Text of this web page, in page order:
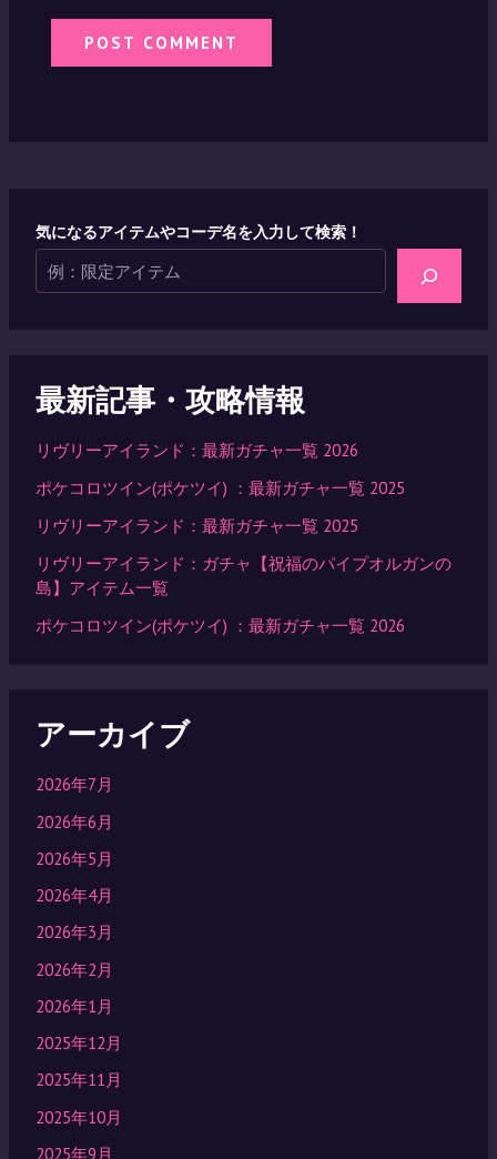
気になるアイテムやコーデ名を入力して検索！
最新記事・攻略情報
リヴリーアイランド：最新ガチャ一覧 2026
ポケコロツイン(ポケツイ) ：最新ガチャ一覧 2025
リヴリーアイランド：最新ガチャ一覧 2025
リヴリーアイランド：ガチャ【祝福のパイプオルガンの
島】アイテム一覧
ポケコロツイン(ポケツイ) ：最新ガチャ一覧 2026
アーカイブ
2026年7月
2026年6月
2026年5月
2026年4月
2026年3月
2026年2月
2026年1月
2025年12月
2025年11月
2025年10月
2025年9月